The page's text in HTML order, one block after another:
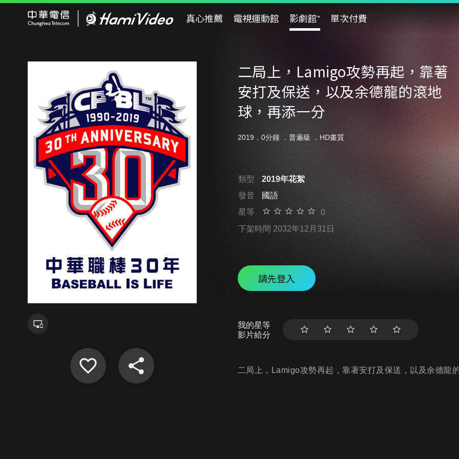
真心推薦 電視運動館 影劇館⁺ 單次付費
二局上，Lamigo攻勢再起，靠著
安打及保送，以及余德龍的滾地
球，再添一分
2019．0分鐘 ． 普遍級 ．HD畫質
類型
2019年花絮
發音
國語
星等
0
下架時間 2032年12月31日
請先登入
我的星等
影片給分
二局上，Lamigo攻勢再起，靠著安打及保送，以及余德龍